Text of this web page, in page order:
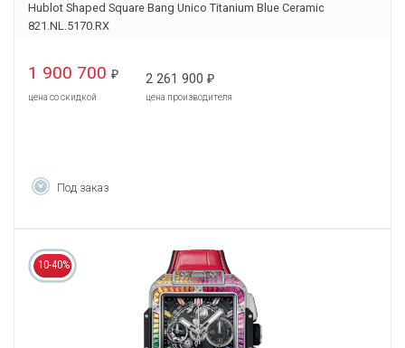
Hublot Shaped Square Bang Unico Titanium Blue Ceramic
821.NL.5170.RX
1 900 700 ₽
цена со скидкой
2 261 900 ₽
цена производителя
Под заказ
10-40%